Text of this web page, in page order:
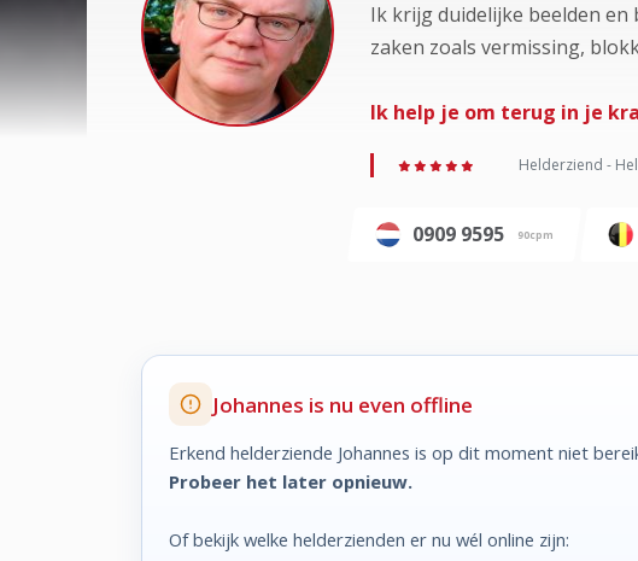
Ik krijg duidelijke beelden
zaken zoals vermissing,
Ik help je om terug in je
Helderziend -
0909 9595 90cpm
Johannes is nu even offline
Erkend helderziende Johannes is op dit moment niet
Probeer het later opnieuw.
Of bekijk welke helderzienden er nu wél online zijn: